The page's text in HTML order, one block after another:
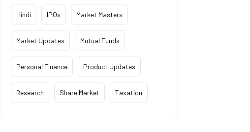
Hindi IPOs Market Masters
Market Updates Mutual Funds
Personal Finance Product Updates
Research Share Market Taxation